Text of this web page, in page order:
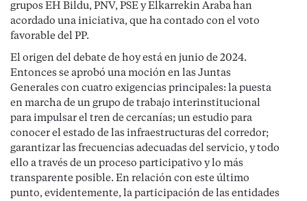
grupos EH Bildu, PNV, PSE y Elkarrekin Araba han
acordado una iniciativa, que ha contado con el voto
favorable del PP.
El origen del debate de hoy está en junio de 2024.
Entonces se aprobó una moción en las Juntas
Generales con cuatro exigencias principales: la puesta
en marcha de un grupo de trabajo interinstitucional
para impulsar el tren de cercanías; un estudio para
conocer el estado de las infraestructuras del corredor;
garantizar las frecuencias adecuadas del servicio, y todo
ello a través de un proceso participativo y lo más
transparente posible. En relación con este último
punto, evidentemente, la participación de las entidades